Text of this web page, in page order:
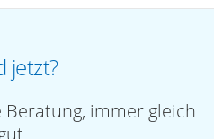
jetzt?
immer gleich